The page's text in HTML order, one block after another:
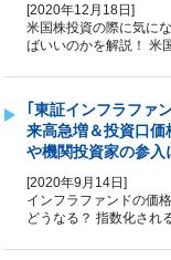
[2020年12月18日]
米国株投資の際に気に
ばいいのかを解説！
｢東証インフラファ
来高急増＆投資口
や機関投資家の参入
[2020年9月14日]
インフラファンドの価
どうなる？ 指数化さ